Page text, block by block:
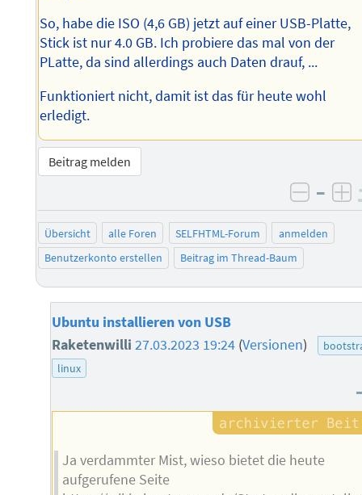
So, habe die ISO (4,6 GB) jetzt auf einer USB-Platte,
Stick ist nur 4.0 GB. Ich probiere das mal von der
PLatte, da sind allerdings auch Daten drauf, ...
Funktioniert nicht, damit ist das für heute wohl
erledigt.
Beitrag melden
–
Übersicht alle Foren SELFHTML-Forum
anmelden
Benutzerkonto erstellen
Beitrag im Thread-Baum
Ubuntu installieren von USB
Raketenwilli27.03.2023 19:24 (Versionen)
linux
Ja verdammter Mist, wieso bietet die heute
aufgerufene Seite